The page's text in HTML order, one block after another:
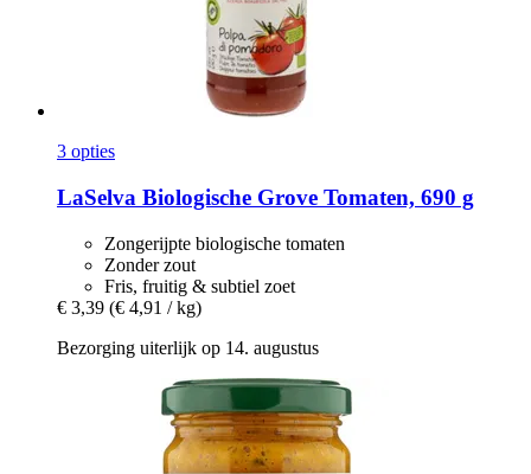
3 opties
LaSelva Biologische Grove Tomaten, 690 g
Zongerijpte biologische tomaten
Zonder zout
Fris, fruitig & subtiel zoet
€ 3,39 (€ 4,91 / kg)
Bezorging uiterlijk op 14. augustus